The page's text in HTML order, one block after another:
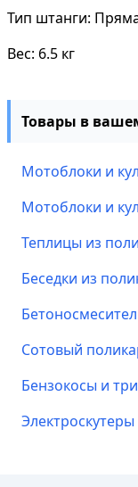
Тип штанги:
Вес: 6.5 кг
Товары в
Мотоблоки и
Мотоблоки и
Теплицы из
Беседки из
Сотовый
Бензокосы и